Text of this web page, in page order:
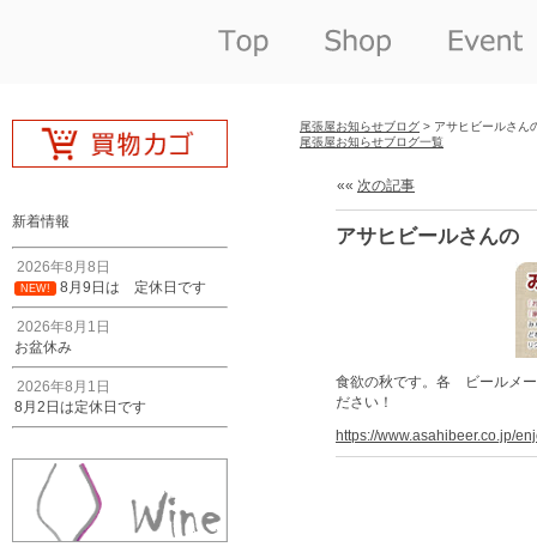
新着情報
2026年8月8日
NEW! 8月9日は 定休日です
2026年8月1日
お盆休み
2026年8月1日
8月2日は定休日です
尾張屋お知らせブログ > アサヒビールさ
尾張屋お知らせブログ一覧
«« 次の記事
アサヒビールさんの
食欲の秋です。各 ビールメ
ださい！
https://www.asahibeer.co.jp/